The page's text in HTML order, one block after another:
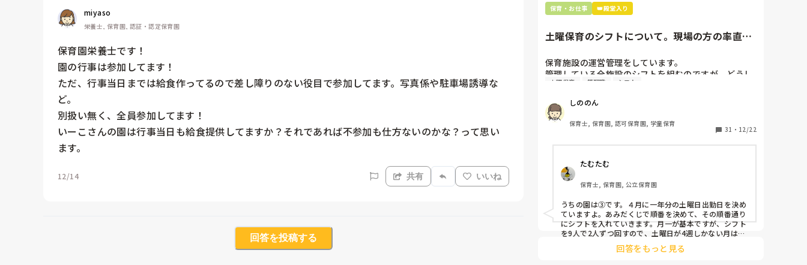
miyaso
栄養士, 保育園, 認証・認定保育園
保育園栄養士です！
園の行事は参加してます！
ただ、行事当日までは給食作ってるので差し障りのない役目で参加してます。写真係や駐車場誘導な
ど。
別扱い無く、全員参加してます！
いーこさんの園は行事当日も給食提供してますか？それであれば不参加も仕方ないのかな？って思い
ます。
12/14 共有 いいね
回答を投稿する
正直苦しい。
辞めることは逃げ、と、過去辞めた人も何年も言われ
続けています
保育・お仕事 👑殿堂入り
土曜保育のシフトについて。現場の方の率直な
保育施設の運営管理をしています。
管理している全施設のシフトを組むのですが、どうし
ても土曜保育だけは入れる方が少なく、いつも苦労し
応募の段階では皆、月1〜2回の土曜出勤があることに
同意して入職しているはずですが、いざ勤務が始まる
と一日も土曜出勤が出来ない方ばかりです。
①土曜日の希望休は2日まで、と制限をかける
②毎月、必ず土曜保育に入ることのできる日を1日だ
けピックアップしてもらう
③仮シフトが出た時、土曜出勤が難しければ自身で代
わりの人を交渉して見つけてもらう
上記のいずれかの対策を取り入れることを考えていま
土曜保育 管理職 シフト
しののん
保育士, 保育園, 認可保育園, 学童保育
31 ・ 12/22
たむたむ
保育士, 保育園, 公立保育園
うちの園は③です。４月に一年分の土曜日出勤日を決め
ていますよ。あみだくじで順番を決めて、その順番通り
にシフトを入れていきます。月一が基本ですが、シフト
を9人で2人ずつ回すので、土曜日が4週しかない月は無
しの時もありますよ。その土曜日が出られない人は、同
じシフト時間の人と自分で交代して貰い、主任に報告し
回答をもっと見る